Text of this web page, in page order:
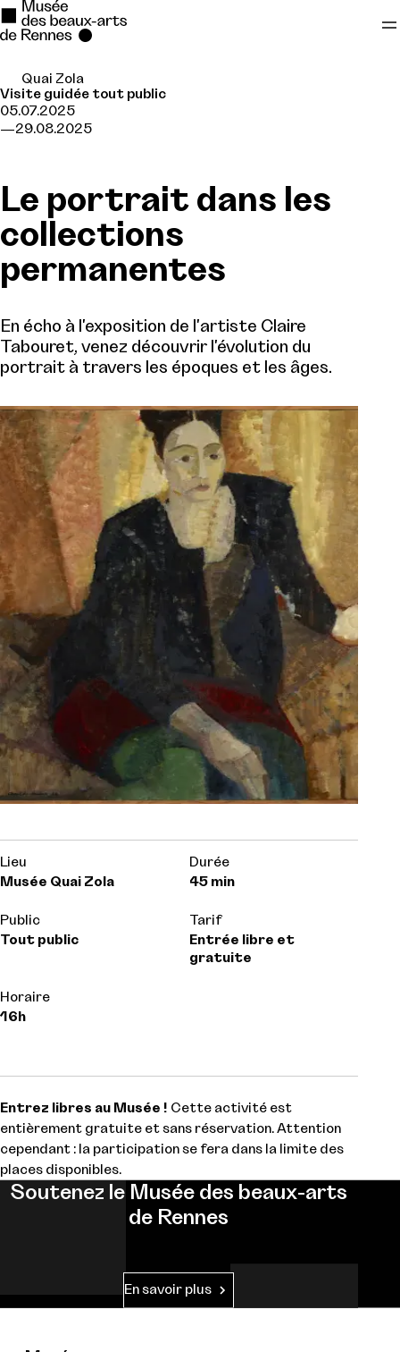
Se rendre au
Contenu principal
Quai Zola
Visite guidée tout public
05.07.2025
29.08.2025
Le portrait dans les
collections
permanentes
En écho à l'exposition de l'artiste Claire
Tabouret, venez découvrir l'évolution du
portrait à travers les époques et les âges.
Lieu
Musée Quai Zola
Durée
45 min
Public
Tout public
Tarif
Entrée libre et
gratuite
Horaire
16h
Entrez libres au Musée ! Cette activité est
entièrement gratuite et sans réservation. Attention
cependant : la participation se fera dans la limite des
places disponibles.
Soutenez le Musée des beaux-arts
de Rennes
En savoir plus